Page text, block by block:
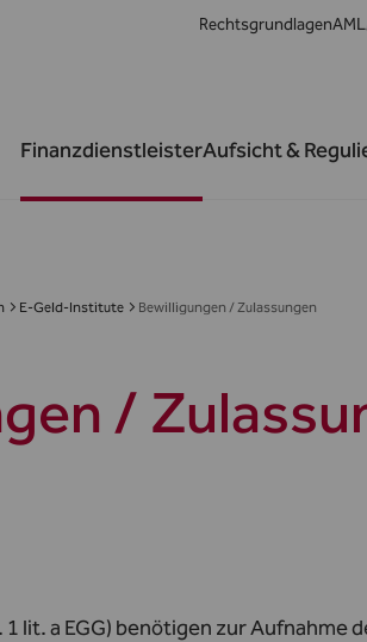
Rechtsgrundlagen
FinanzdienstleisterAufsicht &
E-Geld-Institute Bewilligungen / Zulassungen
/
lit. a EGG) benötigen zur Aufnahme